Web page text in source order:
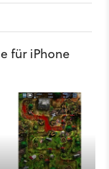
für iPhone